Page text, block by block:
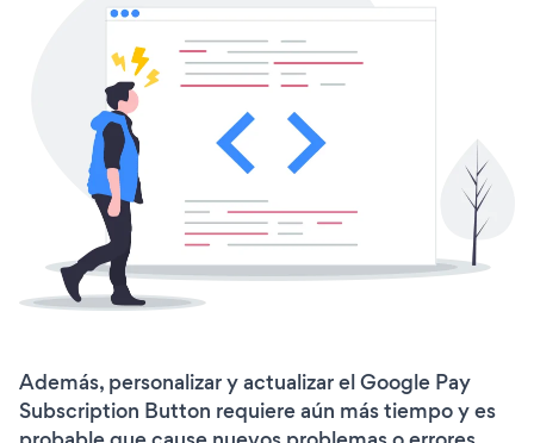
Además, personalizar y actualizar el Google Pay
Subscription Button requiere aún más tiempo y es